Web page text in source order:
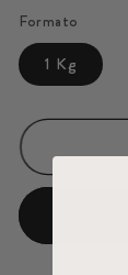
Formato
1 Kg